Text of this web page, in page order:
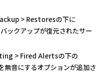
> Restoresの下に
ックアップが復元されたサー
> Fired Alertsの下の
音にするオプションが追加さ